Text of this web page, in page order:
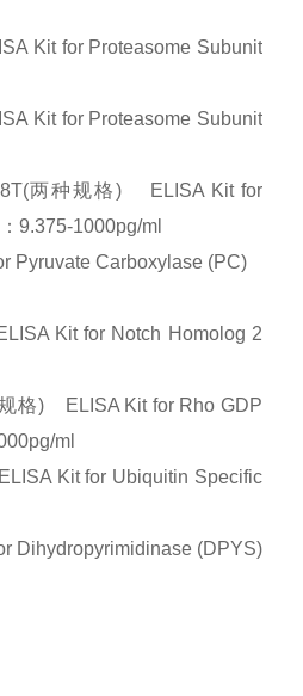
Kit for Proteasome Subunit
Kit for Proteasome Subunit
两种规格) ELISA Kit for
9.375-1000pg/ml
Carboxylase (PC)
Kit for Notch Homolog 2
格) ELISA Kit for Rho GDP
ml
Kit for Ubiquitin Specific
(DPYS)